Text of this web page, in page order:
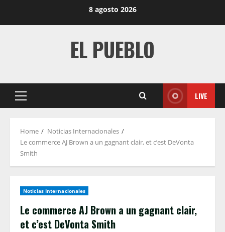
8 agosto 2026
EL PUEBLO
Primary
LIVE
Home
Noticias Internacionales
Le commerce AJ Brown a un gagnant clair, et c’est DeVonta
Smith
Noticias Internacionales
Le commerce AJ Brown a un gagnant clair,
et c’est DeVonta Smith